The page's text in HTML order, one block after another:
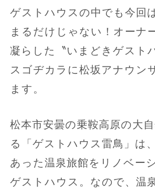
ゲストハウスの中でも今回
まるだけじゃない！オーナ
凝らした〝いまどきゲスト
スゴヂカラに松坂アナウン
ます。
松本市安曇の乗鞍高原の大
る「ゲストハウス雷鳥」は
あった温泉旅館をリノベー
ゲストハウス。なので、温